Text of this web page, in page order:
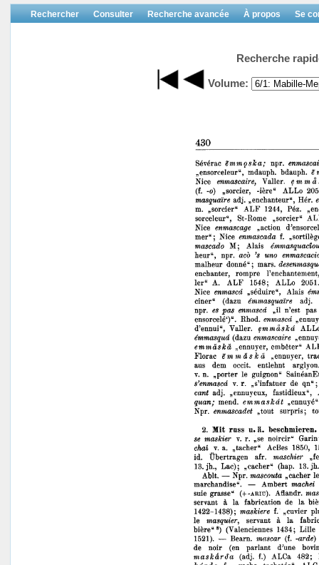
Rechercher Consulter Recherche avancée À propos Se
Recherche
Volume: